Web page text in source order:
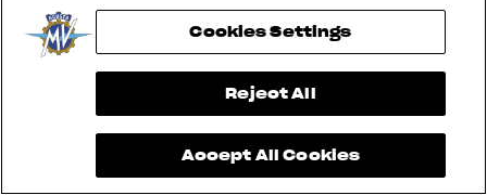
Cookies Settings
Reject All
Accept All Cookies